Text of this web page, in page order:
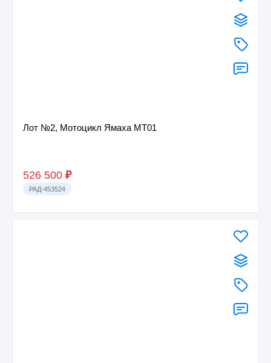
Лот №2, Мотоцикл Ямаха МТ01
526 500 ₽
РАД-453524